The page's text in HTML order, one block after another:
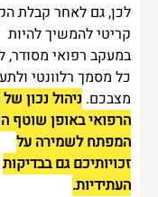
לכן, גם לאחר קבלת
קריטי להמשיך להיות
במעקב רפואי מסודר,
כל מסמך רלוונטי
מצבכם. ניהול נכון
הרפואי באופן שוטף
המפתח לשמירה על
זכויותיכם גם בבדיקות
העתידיות.